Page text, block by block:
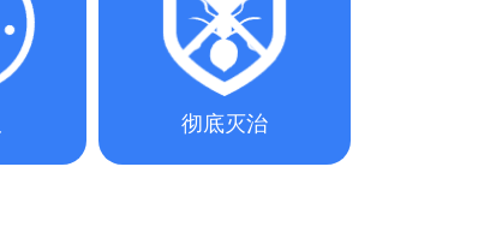
彻底灭治